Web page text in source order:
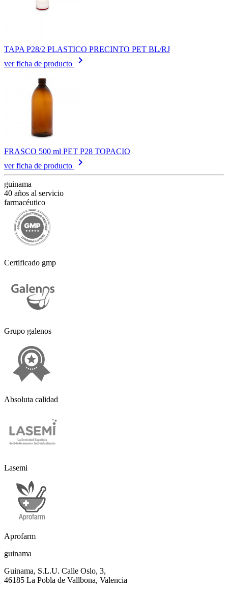
TAPA P28/2 PLASTICO PRECINTO PET BL/RJ
ver ficha de producto
keyboard_arrow_right
FRASCO 500 ml PET P28 TOPACIO
ver ficha de producto
keyboard_arrow_right
guinama
40 años al servicio
farmacéutico
Certificado gmp
Grupo galenos
Absoluta calidad
Lasemi
Aprofarm
guinama
Guinama, S.L.U. Calle Oslo, 3,
46185 La Pobla de Vallbona, Valencia